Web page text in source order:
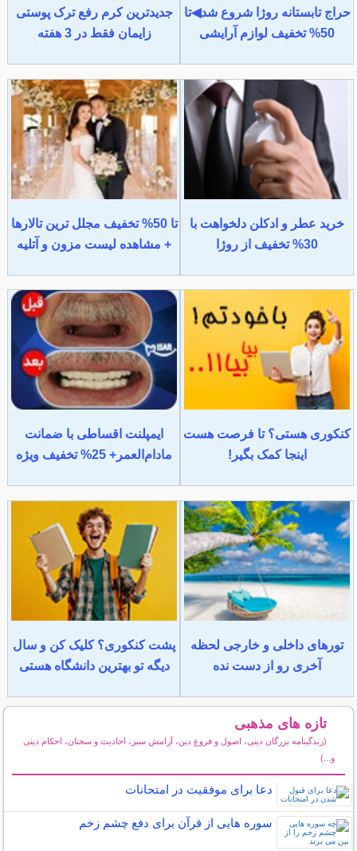
حراج تابستانه روژا شروع شد◀تا
50% تخفیف لوازم آرایشی
جدیدترین کرم رفع ترک پوستی
زایمان فقط در 3 هفته
خرید عطر و ادکلن دلخواهت با
30% تخفیف از روژا
تا 50% تخفیف مجلل ترین تالارها
+ مشاهده لیست مزون و آتلیه
کنکوری هستی؟ تا فرصت هست
اینجا کمک بگیر!
ایمپلنت اقساطی با ضمانت
مادام‌العمر+ 25% تخفیف ویژه
تورهای داخلی و خارجی لحظه
آخری رو از دست نده
پشت کنکوری؟ کلیک کن و سال
دیگه تو بهترین دانشگاه هستی
تازه های مذهبی
(زندگینامه بزرگان دینی، اصول و فروع دین، آرامش سبز، احادیث و سخنان، احکام دینی
و...)
دعا برای موفقیت در امتحانات
سوره هایی از قرآن برای دفع چشم زخم